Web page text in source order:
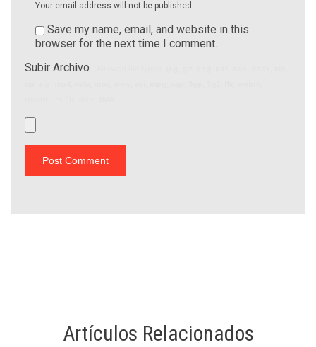
Your email address will not be published.
Save my name, email, and website in this
browser for the next time I comment.
Subir Archivo
Artículos Relacionados